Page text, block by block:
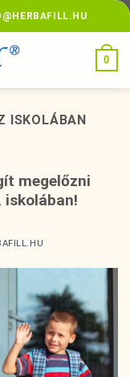
0
ISKOLÁBAN
megelőzni
iskolában!